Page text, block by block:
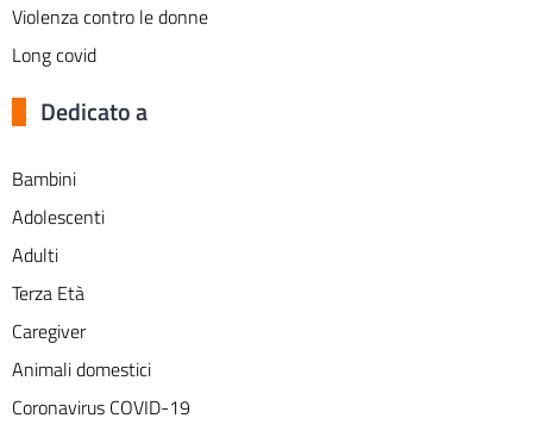
Violenza contro le donne
Long covid
Dedicato a
Bambini
Adolescenti
Adulti
Terza Età
Caregiver
Animali domestici
Coronavirus COVID-19